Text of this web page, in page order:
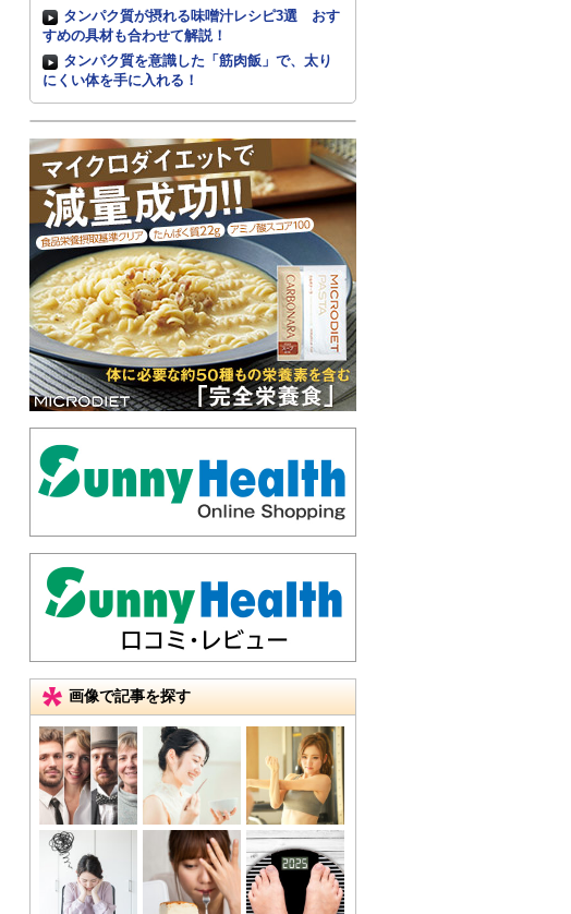
タンパク質が摂れる味噌汁レシピ3選 おす
すめの具材も合わせて解説！
タンパク質を意識した「筋肉飯」で、太り
にくい体を手に入れる！
画像で記事を探す